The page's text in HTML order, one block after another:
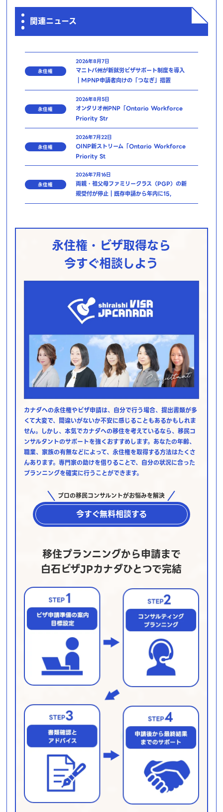
関連ニュース
永住権
2026年8月7日
マニトバ州が新就労ビザサポート制度を導入
｜MPNP申請者向けの「つなぎ」措置
永住権
2026年8月5日
オンタリオ州PNP「Ontario Workforce
Priority Str
永住権
2026年7月22日
OINP新ストリーム「Ontario Workforce
Priority St
永住権
2026年7月16日
両親・祖父母ファミリークラス（PGP）の新
規受付が停止｜既存申請から年内に15,
永住権・ビザ取得なら
今すぐ相談しよう
カナダへの永住権やビザ申請は、自分で行う場合、提出書類が多
くて大変で、間違いがないか不安に感じることもあるかもしれま
せん。しかし、本気でカナダへの移住を考えているなら、移民コ
ンサルタントのサポートを強くおすすめします。あなたの年齢、
職業、家族の有無などによって、永住権を取得する方法はたくさ
んあります。専門家の助けを借りることで、自分の状況に合った
プランニングを確実に行うことができます。
プロの移民コンサルントがお悩みを解決
今すぐ無料相談する
移住プランニングから申請まで
白石ビザJPカナダひとつで完結